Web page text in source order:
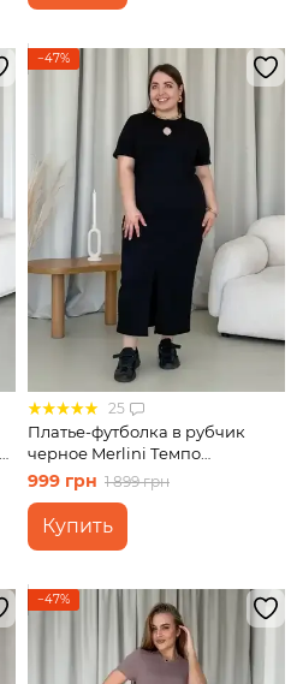
−47%
25
Платье-футболка в рубчик
черное Merlini Темпо
700001541 размер 2XL-3XL
999 грн 1 899 грн
Купить
−47%